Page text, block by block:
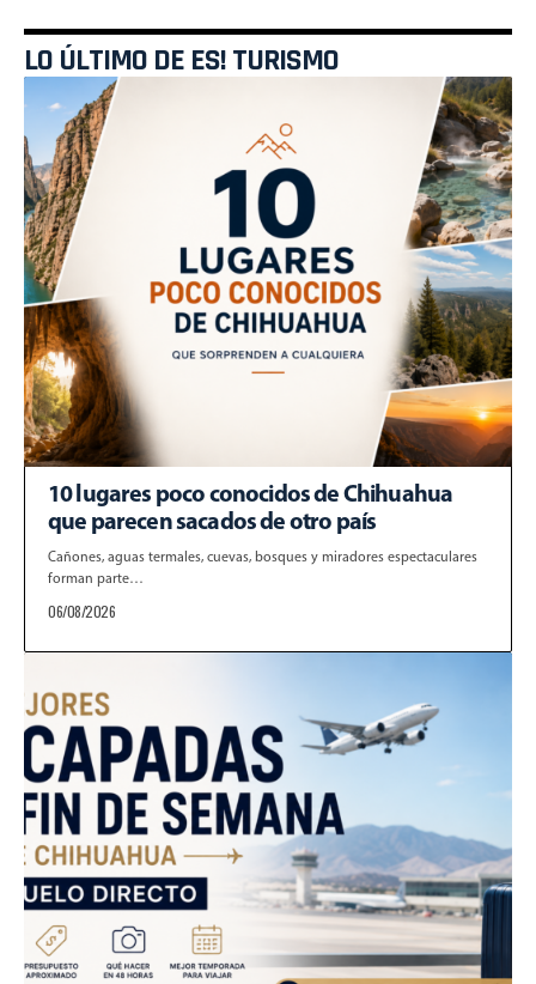
LO ÚLTIMO DE ES! TURISMO
10 lugares poco conocidos de Chihuahua
que parecen sacados de otro país
Cañones, aguas termales, cuevas, bosques y miradores espectaculares
forman parte…
06/08/2026